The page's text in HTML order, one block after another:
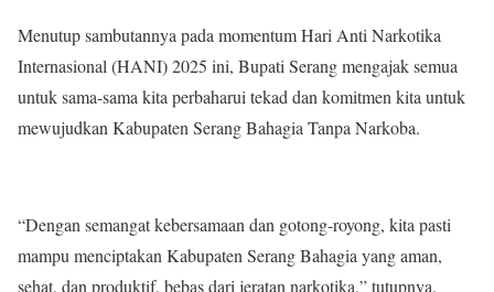
Menutup sambutannya pada momentum Hari Anti Narkotika
Internasional (HANI) 2025 ini, Bupati Serang mengajak semua
untuk sama-sama kita perbaharui tekad dan komitmen kita untuk
mewujudkan Kabupaten Serang Bahagia Tanpa Narkoba.
“Dengan semangat kebersamaan dan gotong-royong, kita pasti
mampu menciptakan Kabupaten Serang Bahagia yang aman,
sehat, dan produktif, bebas dari jeratan narkotika,” tutupnya.